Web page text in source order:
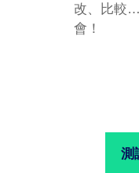
改、比較
會！
測